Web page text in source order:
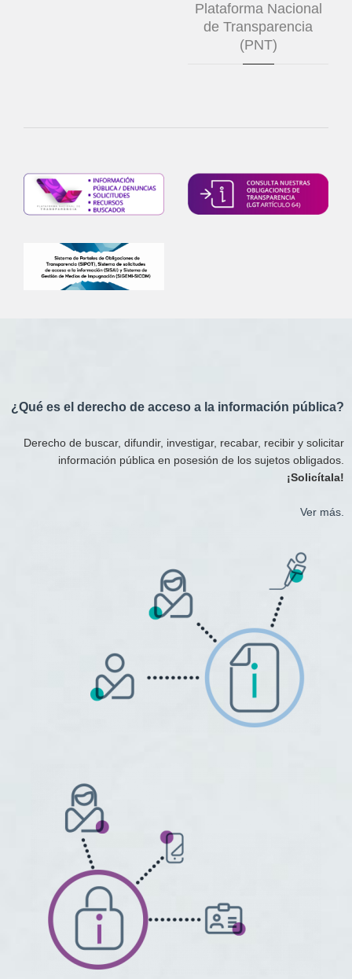
Plataforma Nacional
de Transparencia
(PNT)
¿Qué es el derecho de acceso a la información pública?
Derecho de buscar, difundir, investigar, recabar, recibir y solicitar
información pública en posesión de los sujetos obligados.
¡Solicítala!
Ver más.